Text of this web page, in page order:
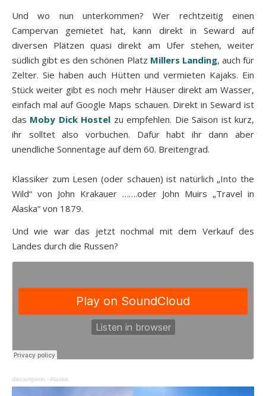
Und wo nun unterkommen? Wer rechtzeitig einen
Campervan gemietet hat, kann direkt in Seward auf
diversen Plätzen quasi direkt am Ufer stehen, weiter
südlich gibt es den schönen Platz Millers Landing, auch für
Zelter. Sie haben auch Hütten und vermieten Kajaks. Ein
Stück weiter gibt es noch mehr Häuser direkt am Wasser,
einfach mal auf Google Maps schauen. Direkt in Seward ist
das Moby Dick Hostel zu empfehlen. Die Saison ist kurz,
ihr solltet also vorbuchen. Dafür habt ihr dann aber
unendliche Sonnentage auf dem 60. Breitengrad.
Klassiker zum Lesen (oder schauen) ist natürlich „Into the
Wild“ von John Krakauer …….oder John Muirs „Travel in
Alaska“ von 1879.
Und wie war das jetzt nochmal mit dem Verkauf des
Landes durch die Russen?
diecamperin · Alaska